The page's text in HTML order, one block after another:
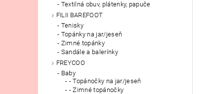
Textilná obuv, plátenky, papuče
FILII BAREFOOT
Tenisky
Topánky na jar/jeseň
Zimné topánky
Sandále a balerínky
FREYCOO
Baby
- Topánočky na jar/jeseň
- Zimné topánočky